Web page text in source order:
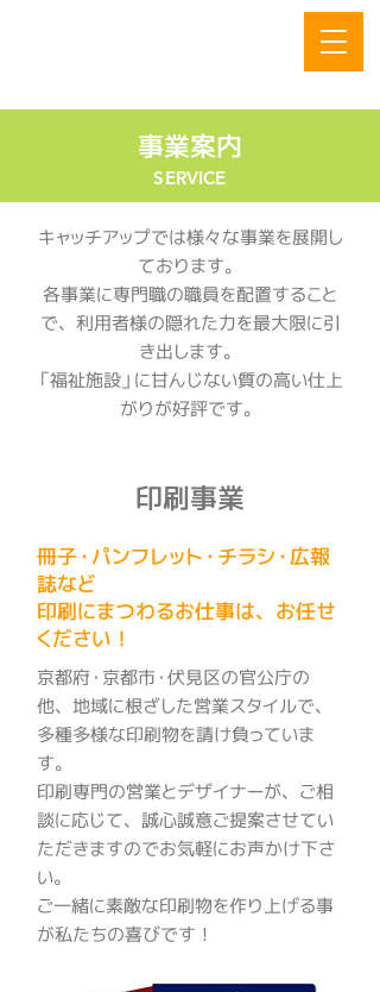
事業案内
SERVICE
​印刷事業
冊子・パンフレット・チラシ・広報
誌など
印刷にまつわるお仕事は、お任せ
ください！
京都府・京都市・伏見区の官公庁の
他、地域に根ざした営業スタイルで、
多種多様な印刷物を請け負っていま
す。
印刷専門の営業とデザイナーが、ご相
談に応じて、誠心誠意ご提案させてい
ただきますのでお気軽にお声かけ下さ
い。
ご一緒に素敵な印刷物を作り上げる事
が私たちの喜びです！
キャッチアップでは様々な事業を展開し
ております。
各事業に専門職の職員を配置すること
で、利用者様の隠れた力を最大限に引
き出します。
「福祉施設」に甘んじない質の高い仕上
がりが好評です。